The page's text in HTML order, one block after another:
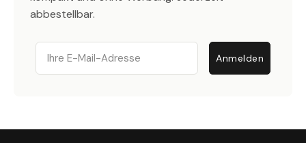
abbestellbar.
Email
Anmelden